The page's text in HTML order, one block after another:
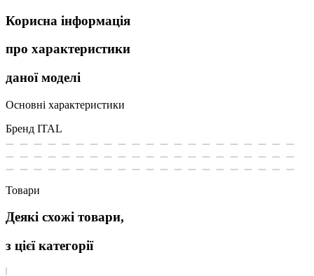
Корисна інформація
про характеристики
даної моделі
Основні характеристики
Бренд ITAL
Товари
Деякі схожі товари,
з цієї категорії